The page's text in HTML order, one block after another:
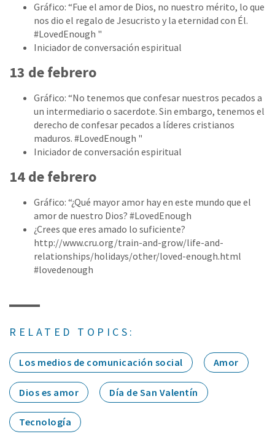
Gráfico: “Fue el amor de Dios, no nuestro mérito, lo que
nos dio el regalo de Jesucristo y la eternidad con Él.
#LovedEnough "
Iniciador de conversación espiritual
13 de febrero
Gráfico: “No tenemos que confesar nuestros pecados a
un intermediario o sacerdote. Sin embargo, tenemos el
derecho de confesar pecados a líderes cristianos
maduros. #LovedEnough "
Iniciador de conversación espiritual
14 de febrero
Gráfico: “¿Qué mayor amor hay en este mundo que el
amor de nuestro Dios? #LovedEnough
¿Crees que eres amado lo suficiente?
http://www.cru.org/train-and-grow/life-and-
relationships/holidays/other/loved-enough.html
#lovedenough
RELATED TOPICS:
Los medios de comunicación social Amor
Dios es amor Día de San Valentín
Tecnología